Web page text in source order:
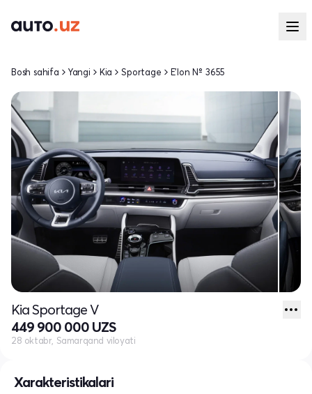
Xarakteristikalari
Bosh sahifa Yangi Kia Sportage E'lon № 3655
Kia Sportage V
449 900 000 UZS
28 oktabr, Samarqand viloyati